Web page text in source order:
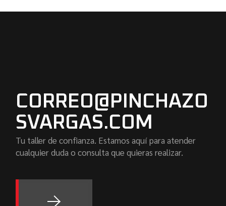
CORREO@PINCHAZO
SVARGAS.COM
Tu taller de confianza. Estamos aquí para atender
cualquier duda o consulta que quieras realizar.